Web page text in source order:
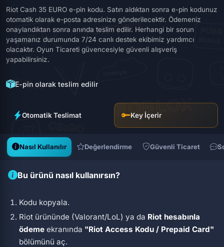
Riot Cash 35 EURO e-pin kodu. Satın aldıktan sonra e-pin kodunuz
otomatik olarak e-posta adresinize gönderilecektir. Ödemeniz
onaylandıktan sonra anında teslim edilir. Herhangi bir sorun
yaşamanız durumunda 7/24 canlı destek ekibimiz yardımcı
olacaktır. Oyun Ticareti güvencesiyle güvenli alışveriş
yapabilirsiniz.
E-pin olarak teslim edilir
Otomatik Teslimat Key İçerir
Nasıl Kullanılır Değerlendirme Güvenli Ticaret
Bu ürünü nasıl kullanırsın?
Kodu kopyala.
Riot ürününde (Valorant/LoL) ya da Riot hesabınla
ödeme ekranında "Riot Access Kodu / Prepaid Card"
bölümünü aç.